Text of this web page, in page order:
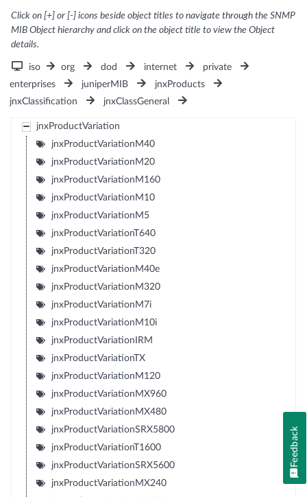
Click on [+] or [-] icons beside object titles to navigate through the SNMP
MIB Object hierarchy and click on the object title to view the Object
details.
iso org dod internet
private
enterprises
juniperMIB
jnxProducts
jnxClassification
jnxClassGeneral
jnxProductVariation
jnxProductVariationM40
jnxProductVariationM20
jnxProductVariationM160
jnxProductVariationM10
jnxProductVariationM5
jnxProductVariationT640
jnxProductVariationT320
jnxProductVariationM40e
jnxProductVariationM320
jnxProductVariationM7i
jnxProductVariationM10i
jnxProductVariationIRM
jnxProductVariationTX
jnxProductVariationM120
jnxProductVariationMX960
jnxProductVariationMX480
jnxProductVariationSRX5800
jnxProductVariationT1600
jnxProductVariationSRX5600
jnxProductVariationMX240
Feedback